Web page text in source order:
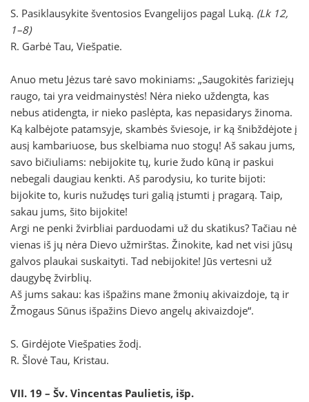
S. Pasiklausykite šventosios Evangelijos pagal Luką. (Lk 12,
1–8)
R. Garbė Tau, Viešpatie.
Anuo metu Jėzus tarė savo mokiniams: „Saugokitės fariziejų
raugo, tai yra veidmainystės! Nėra nieko uždengta, kas
nebus atidengta, ir nieko paslėpta, kas nepasidarys žinoma.
Ką kalbėjote patamsyje, skambės šviesoje, ir ką šnibždėjote į
ausį kambariuose, bus skelbiama nuo stogų! Aš sakau jums,
savo bičiuliams: nebijokite tų, kurie žudo kūną ir paskui
nebegali daugiau kenkti. Aš parodysiu, ko turite bijoti:
bijokite to, kuris nužudęs turi galią įstumti į pragarą. Taip,
sakau jums, šito bijokite!
Argi ne penki žvirbliai parduodami už du skatikus? Tačiau nė
vienas iš jų nėra Dievo užmirštas. Žinokite, kad net visi jūsų
galvos plaukai suskaityti. Tad nebijokite! Jūs vertesni už
daugybę žvirblių.
Aš jums sakau: kas išpažins mane žmonių akivaizdoje, tą ir
Žmogaus Sūnus išpažins Dievo angelų akivaizdoje“.
S. Girdėjote Viešpaties žodį.
R. Šlovė Tau, Kristau.
VII. 19 – Šv. Vincentas Paulietis, išp.